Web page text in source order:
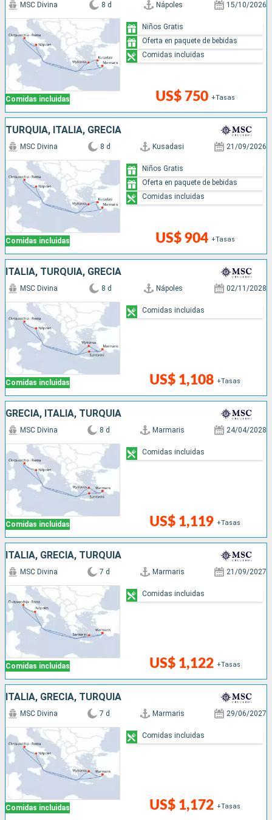
Comidas incluidas
MSC Divina 8 d Nápoles 15/10/2026
US$ 750 +Tasas
Niños Gratis
Oferta en paquete de bebidas
Comidas incluidas
TURQUÍA, ITALIA, GRECIA
Comidas incluidas
MSC Divina 8 d Kusadasi 21/09/2026
US$ 904 +Tasas
Niños Gratis
Oferta en paquete de bebidas
Comidas incluidas
ITALIA, TURQUÍA, GRECIA
Comidas incluidas
MSC Divina 8 d Nápoles 02/11/2028
US$ 1,108 +Tasas
Comidas incluidas
GRECIA, ITALIA, TURQUÍA
Comidas incluidas
MSC Divina 8 d Marmaris 24/04/2028
US$ 1,119 +Tasas
Comidas incluidas
ITALIA, GRECIA, TURQUÍA
Comidas incluidas
MSC Divina 7 d Marmaris 21/09/2027
US$ 1,122 +Tasas
Comidas incluidas
ITALIA, GRECIA, TURQUÍA
Comidas incluidas
MSC Divina 7 d Marmaris 29/06/2027
US$ 1,172 +Tasas
Comidas incluidas